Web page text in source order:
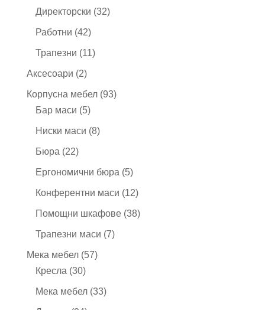
продукта
Директорски 3232
Работни 4242
продукта
Трапезни 1111
Аксесоари 22
продукта
Корпусна мебел 9393
Бар маси 55
продукта
Ниски маси 88
Бюра 2222
продукта
Ергономични бюра 55
продукта
Конферентни маси 1212
продукта
Помощни шкафове 3838
Трапезни маси 77
Мека мебел 5757
Кресла 3030
продукта
Мека мебел 3333